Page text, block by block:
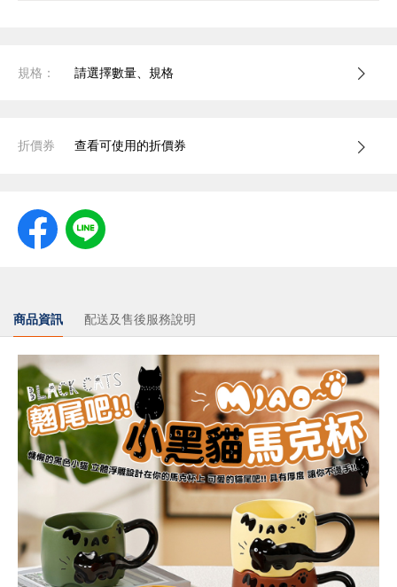
規格： 請選擇數量、規格
折價券 查看可使用的折價券
商品資訊 配送及售後服務說明